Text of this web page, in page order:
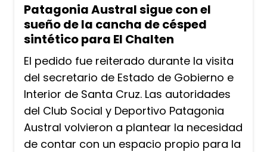
Patagonia Austral sigue con el
sueño de la cancha de césped
sintético para El Chalten
El pedido fue reiterado durante la visita
del secretario de Estado de Gobierno e
Interior de Santa Cruz. Las autoridades
del Club Social y Deportivo Patagonia
Austral volvieron a plantear la necesidad
de contar con un espacio propio para la